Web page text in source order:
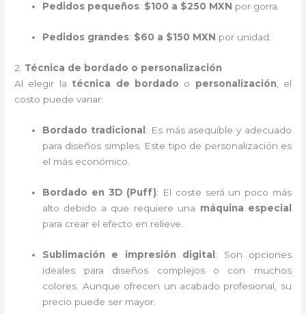
Pedidos pequeños: $100 a $250 MXN por gorra.
Pedidos grandes: $60 a $150 MXN por unidad.
2. Técnica de bordado o personalización
Al elegir la técnica de bordado o personalización , el
costo puede variar:
Bordado tradicional : Es más asequible y adecuado
para diseños simples. Este tipo de personalización es
el más económico.
Bordado en 3D (Puff): El coste será un poco más
alto debido a que requiere una máquina especial
para crear el efecto en relieve.
Sublimación e impresión digital : Son opciones
ideales para diseños complejos o con muchos
colores. Aunque ofrecen un acabado profesional, su
precio puede ser mayor.